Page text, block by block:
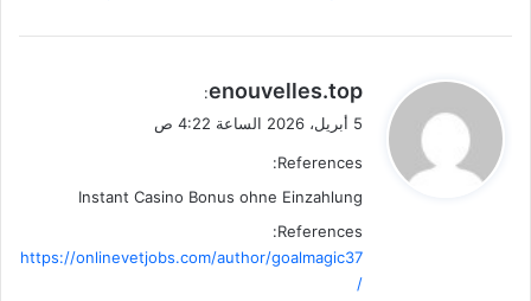
ي
ل
enouvelles.top
:
5 أبريل، 2026 الساعة 4:22 ص
References:
Instant Casino Bonus ohne Einzahlung
References:
https://onlinevetjobs.com/author/goalmagic37
/